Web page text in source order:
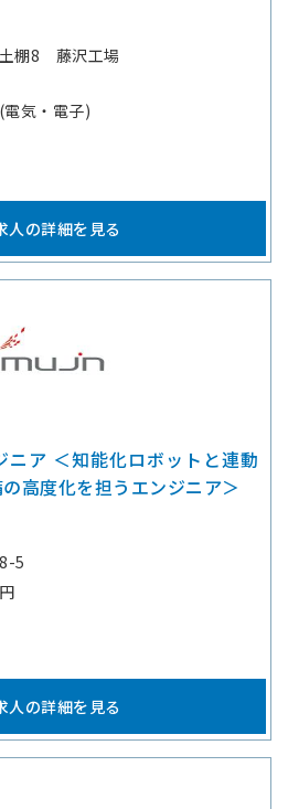
棚8 藤沢工場
気・電子)
人の詳細を見る
ニア ＜知能化ロボットと連動
高度化を担うエンジニア＞
5
人の詳細を見る